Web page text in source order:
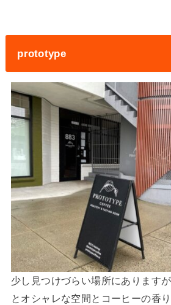
prototype
少し見つけづらい場所にあります
とオシャレな空間とコーヒーの香